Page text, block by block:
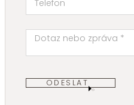
ODESLAT